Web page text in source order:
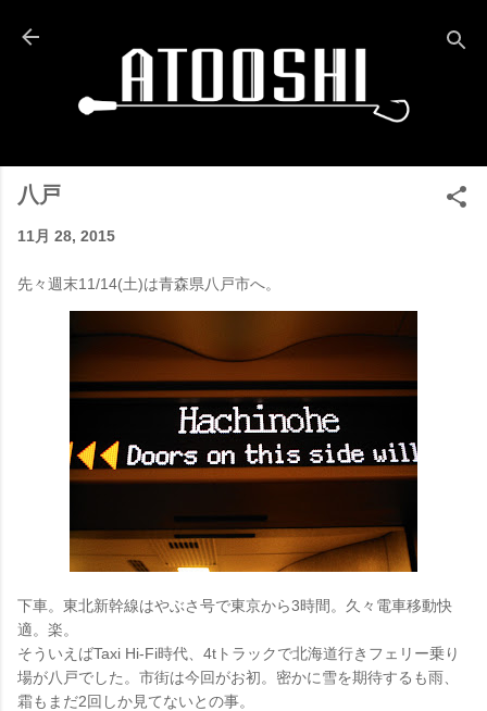
八戸
11月 28, 2015
先々週末11/14(土)は青森県八戸市へ。
下車。東北新幹線はやぶさ号で東京から3時間。久々電車移動快
適。楽。
そういえばTaxi Hi-Fi時代、4tトラックで北海道行きフェリー乗り
場が八戸でした。市街は今回がお初。密かに雪を期待するも雨、
霜もまだ2回しか見てないとの事。